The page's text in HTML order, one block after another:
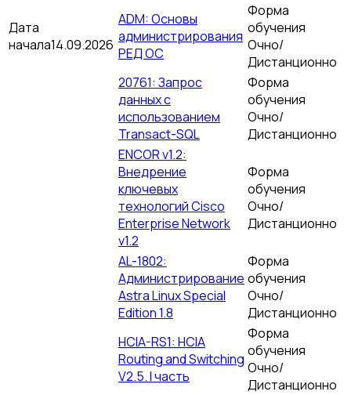
Дата
начала14.09.2026
ADM: Основы
администрирования
РЕД ОС
Форма
обучения
Очно/
Дистанционно
20761: Запрос
данных с
использованием
Transact-SQL
Форма
обучения
Очно/
Дистанционно
ENCOR v1.2:
Внедрение
ключевых
технологий Cisco
Enterprise Network
v1.2
Форма
обучения
Очно/
Дистанционно
AL-1802:
Администрирование
Astra Linux Special
Edition 1.8
Форма
обучения
Очно/
Дистанционно
HCIA-RS1: HCIA
Routing and Switching
V2.5. I часть
Форма
обучения
Очно/
Дистанционно